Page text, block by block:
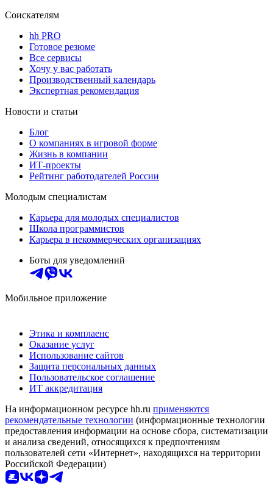
Соискателям
hh PRO
Готовое резюме
Все сервисы
Хочу у вас работать
Производственный календарь
Экспертная рекомендация
Новости и статьи
Блог
О компаниях в игровой форме
Жизнь в компании
ИТ-проекты
Рейтинг работодателей России
Молодым специалистам
Карьера для молодых специалистов
Школа программистов
Карьера в некоммерческих организациях
Боты для уведомлений
Мобильное приложение
Этика и комплаенс
Оказание услуг
Использование сайтов
Защита персональных данных
Пользовательское соглашение
ИТ аккредитация
На информационном ресурсе hh.ru применяются
рекомендательные технологии (информационные технологии
предоставления информации на основе сбора, систематизации
и анализа сведений, относящихся к предпочтениям
пользователей сети «Интернет», находящихся на территории
Российской Федерации)